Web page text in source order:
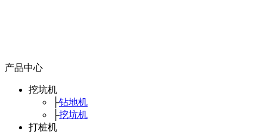
产品中心
挖坑机
├钻地机
├挖坑机
打桩机